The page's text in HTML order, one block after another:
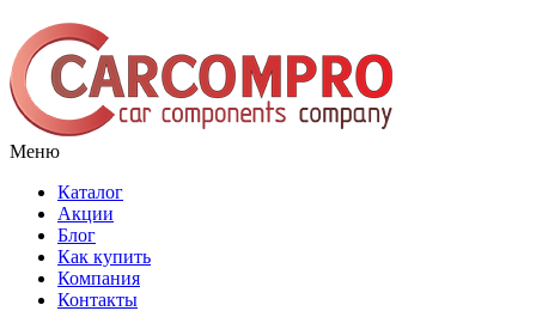
Меню
Каталог
Акции
Блог
Как купить
Компания
Контакты